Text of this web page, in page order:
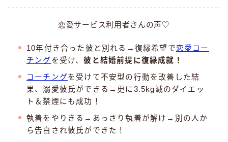
恋愛サービス利用者さんの声♡
10年付き合った彼と別れる→復縁希望で恋愛コー
チング を受け、彼と結婚前提に復縁成就！
コーチングを受けて不安型の行動を改善した結
果、溺愛彼氏ができる→更に3.5kg減のダイエッ
ト＆禁煙にも成功！
執着をやりきる→あっさり執着が解け→別の人か
ら告白され彼氏ができた！